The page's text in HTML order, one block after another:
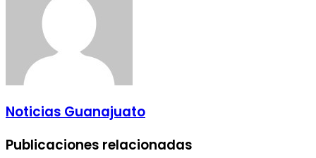
Noticias Guanajuato
Publicaciones relacionadas